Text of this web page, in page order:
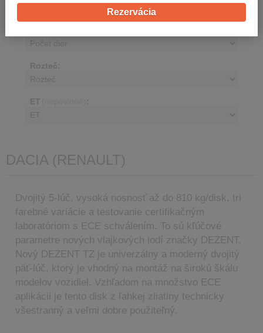
Rozteč:
ET :
DACIA (RENAULT)
Dvojitý 5-lúč, vysoká nosnosť až do 810 kg/disk, tri
farebné variácie a testovanie certifikačným
laboratóriom s ECE schválením. To sú kľúčové
parametre nových vlajkových lodí značky DEZENT.
Nový DEZENT TZ je univerzálny a moderný dvojitý
päť-lúč, ktorý je vhodný na montáž na širokú škálu
modelov vozidiel. Vzhľadom na množstvo ECE
aplikácii je tento disk z ľahkej zliatiny technicky
všestranný a veľmi dobre použiteľný.
Rezervácia